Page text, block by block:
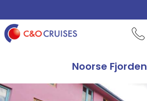
Noorse Fjorden